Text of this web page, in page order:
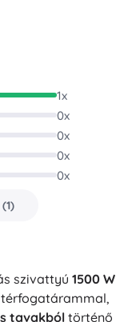
1x
0x
0x
0x
0x
1)
szivattyú 1500 W
tavakbóltörténő